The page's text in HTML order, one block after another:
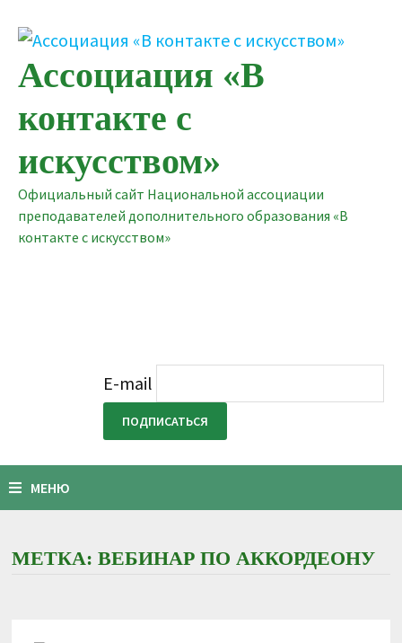
содержимому
Ассоциация «В
контакте с
искусством»
Официальный сайт Национальной ассоциации
преподавателей дополнительного образования «В
контакте с искусством»
E-mail
МЕНЮ
МЕТКА:ВЕБИНАР ПО АККОРДЕОНУ